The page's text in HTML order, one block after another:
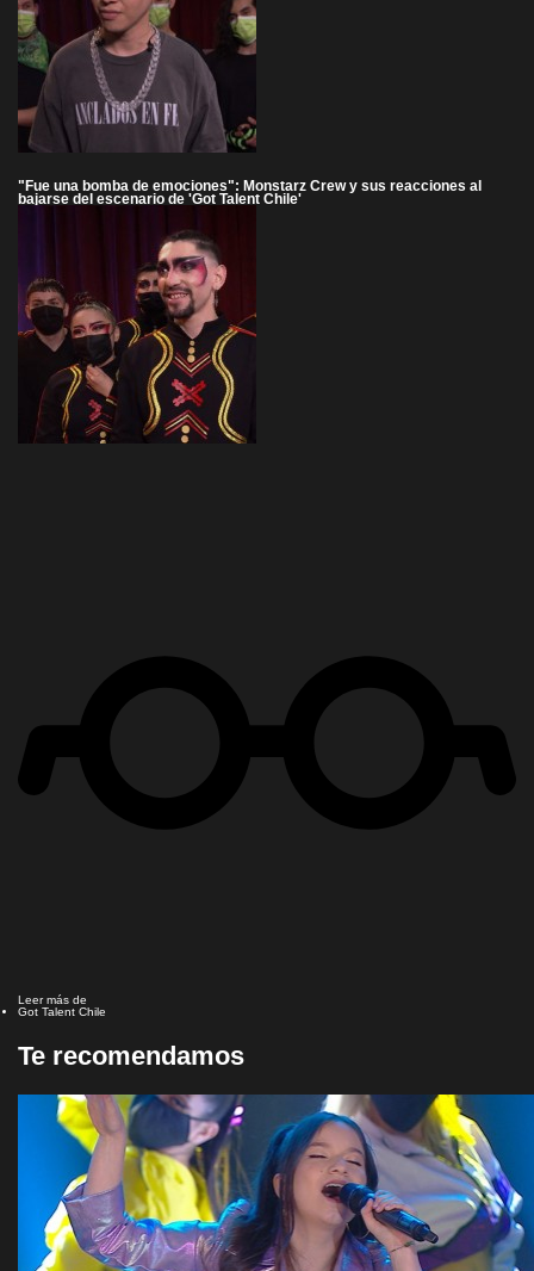
"Fue una bomba de emociones": Monstarz Crew y sus reacciones al
bajarse del escenario de 'Got Talent Chile'
Leer más de
Got Talent Chile
Te recomendamos